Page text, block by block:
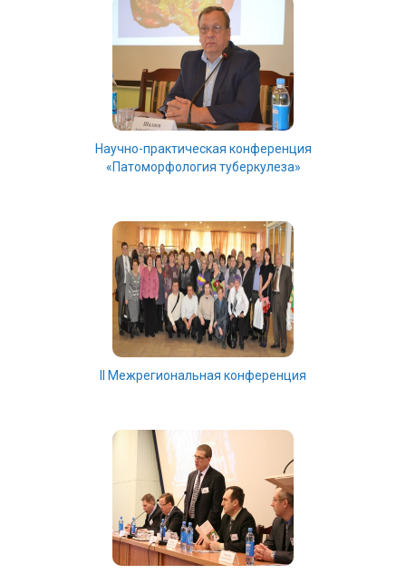
Научно-практическая конференция
«Патоморфология туберкулеза»
II Межрегиональная конференция